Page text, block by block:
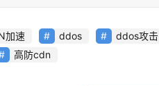
加速 ddos ddos攻击
高防cdn